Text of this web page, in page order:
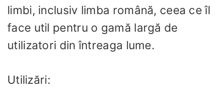
limbi, inclusiv limba română, ceea ce îl
face util pentru o gamă largă de
utilizatori din întreaga lume.
Utilizări: